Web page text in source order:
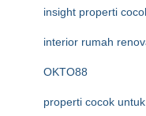
insight properti
interior rumah
OKTO88
properti cocok untuk